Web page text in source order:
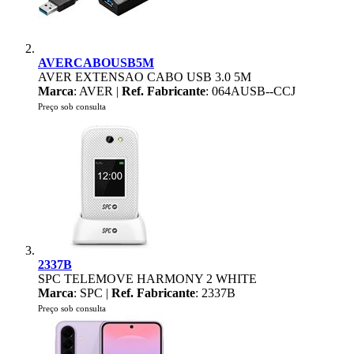
AVERCABOUSB5M
AVER EXTENSAO CABO USB 3.0 5M
Marca: AVER | Ref. Fabricante: 064AUSB--CCJ
Preço sob consulta
2337B
SPC TELEMOVE HARMONY 2 WHITE
Marca: SPC | Ref. Fabricante: 2337B
Preço sob consulta